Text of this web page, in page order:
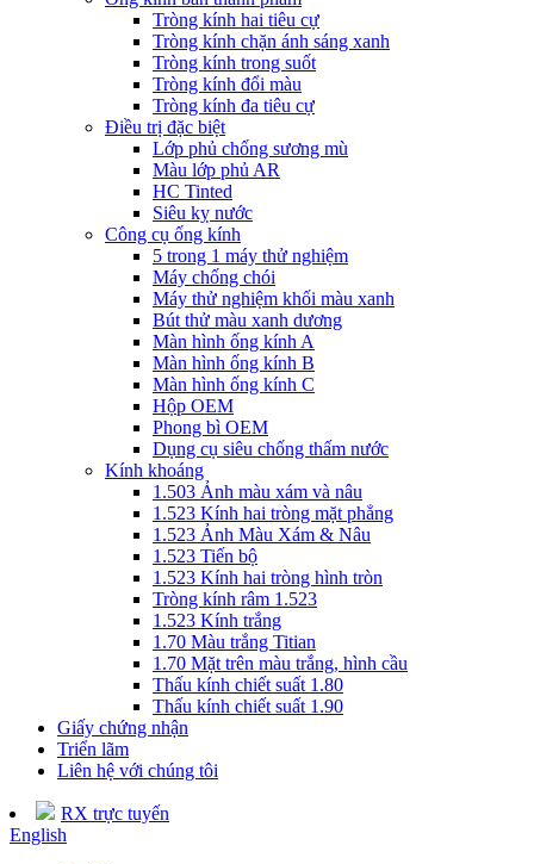
Tròng kính hai tiêu cự
Tròng kính chặn ánh sáng xanh
Tròng kính trong suốt
Tròng kính đổi màu
Tròng kính đa tiêu cự
Điều trị đặc biệt
Lớp phủ chống sương mù
Màu lớp phủ AR
HC Tinted
Siêu kỵ nước
Công cụ ống kính
5 trong 1 máy thử nghiệm
Máy chống chói
Máy thử nghiệm khối màu xanh
Bút thử màu xanh dương
Màn hình ống kính A
Màn hình ống kính B
Màn hình ống kính C
Hộp OEM
Phong bì OEM
Dụng cụ siêu chống thấm nước
Kính khoáng
1.503 Ảnh màu xám và nâu
1.523 Kính hai tròng mặt phẳng
1.523 Ảnh Màu Xám & Nâu
1.523 Tiến bộ
1.523 Kính hai tròng hình tròn
Tròng kính râm 1.523
1.523 Kính trắng
1.70 Màu trắng Titian
1.70 Mặt trên màu trắng, hình cầu
Thấu kính chiết suất 1.80
Thấu kính chiết suất 1.90
Giấy chứng nhận
Triển lãm
Liên hệ với chúng tôi
RX trực tuyến
English